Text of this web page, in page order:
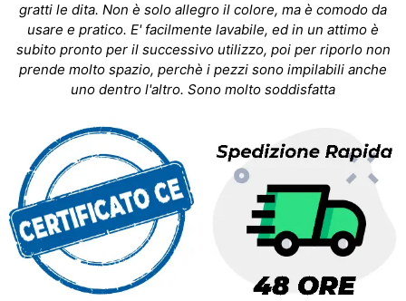
gratti le dita. Non è solo allegro il colore, ma è comodo da
usare e pratico. E' facilmente lavabile, ed in un attimo è
subito pronto per il successivo utilizzo, poi per riporlo non
prende molto spazio, perchè i pezzi sono impilabili anche
uno dentro l'altro. Sono molto soddisfatta